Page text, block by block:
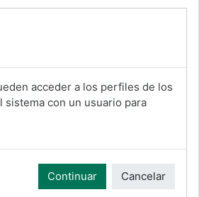
acceder a los perfiles de los
sistema con un usuario para
Continuar Cancelar